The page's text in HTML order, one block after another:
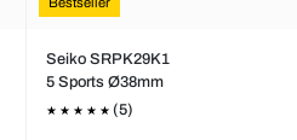
Bestseller
Seiko SRPK29K1
5 Sports Ø38mm
(5)